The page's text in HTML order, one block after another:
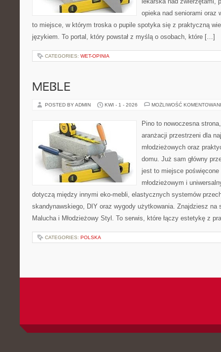
opieka nad seniorami oraz
to miejsce, w którym troska o pupile spotyka się z praktyczną
językiem. To portal, który powstał z myślą o osobach, które […]
CATEGORIES: WET-OPINIA
MEBLE
POSTED BY ADMIN KWI - 1 - 2026 MOŻLIWOŚĆ
Pino to nowoczesna
aranżacji przestrzeni dla
młodzieżowych oraz
domu. Już sam główny
jest to miejsce
młodzieżowym i
dotyczą między innymi eko-mebli, elastycznych systemów
skandynawskiego, DIY oraz wygody użytkowania. Znajdziesz na
Malucha i Młodzieżowy Styl. To serwis, które łączy estetykę z
CATEGORIES: POLSKA